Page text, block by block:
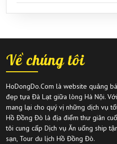
Về chúng tôi
HoDongDo.Com là website quảng
đẹp tựa Đà Lạt giữa lòng Hà Nội.
mang lại cho quý vị những dịch vụ
Hồ Đồng Đò là địa điểm thư giãn
tôi cung cấp Dịch vụ Ăn uống ship
sạn, Tour du lịch Hồ Đồng Đò.